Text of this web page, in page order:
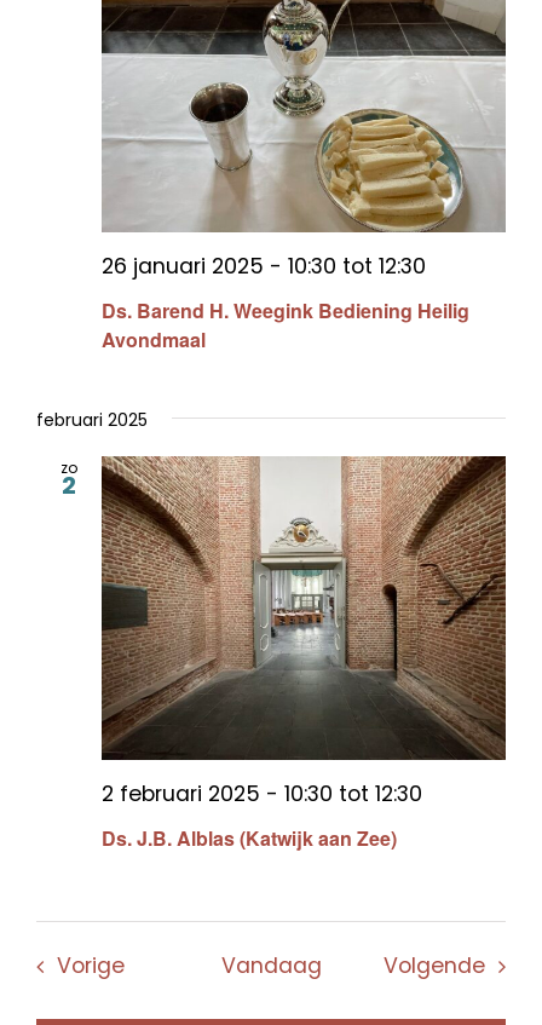
Ds. Barend H. Weegink Bediening Heilig
Avondmaal
26 januari 2025 - 10:30 tot 12:30
februari 2025
zo
2
Ds. J.B. Alblas (Katwijk aan Zee)
2 februari 2025 - 10:30 tot 12:30
VorigeEvenementenVandaag Volgende